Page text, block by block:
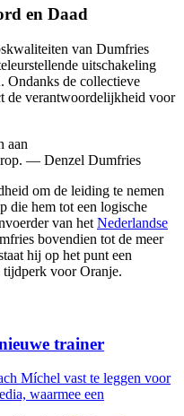
en Daad
van Dumfries
uitschakeling
Ondanks de collectieve
de verantwoordelijkheid voor
aan
— Denzel Dumfries
om de leiding te nemen
die hem tot een logische
van het Nederlandse
bovendien tot de meer
hij op het punt een
tijdperk voor Oranje.
trainer
Míchel vast te leggen voor
waarmee een